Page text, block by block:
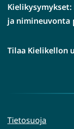
ja nimineuvonta
Tilaa Kielikellon
Tietosuoja